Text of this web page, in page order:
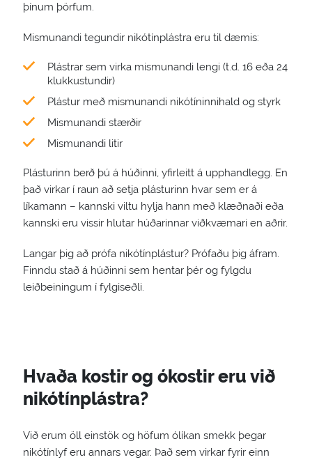
þínum þörfum.
Mismunandi tegundir nikótínplástra eru til dæmis:
Plástrar sem virka mismunandi lengi (t.d. 16 eða 24
klukkustundir)
Plástur með mismunandi nikótíninnihald og styrk
Mismunandi stærðir
Mismunandi litir
Plásturinn berð þú á húðinni, yfirleitt á upphandlegg. En
það virkar í raun að setja plásturinn hvar sem er á
líkamann – kannski viltu hylja hann með klæðnaði eða
kannski eru vissir hlutar húðarinnar viðkvæmari en aðrir.
Langar þig að prófa nikótínplástur? Prófaðu þig áfram.
Finndu stað á húðinni sem hentar þér og fylgdu
leiðbeiningum í fylgiseðli.
Hvaða kostir og ókostir eru við
nikótínplástra?
Við erum öll einstök og höfum ólíkan smekk þegar
nikótínlyf eru annars vegar. Það sem virkar fyrir einn